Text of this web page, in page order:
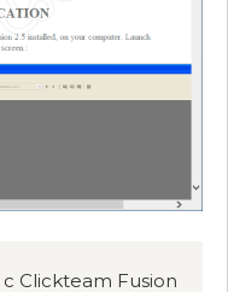
Clickteam Fusion